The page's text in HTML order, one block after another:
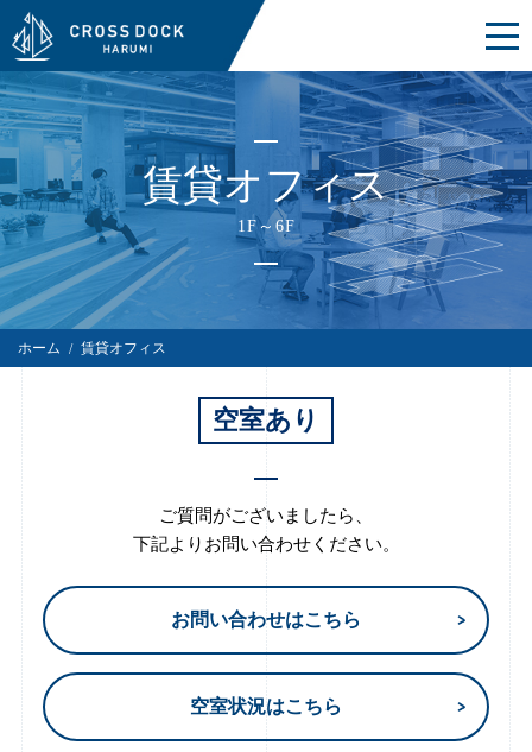
賃貸オフィス
1F～6F
ホーム 賃貸オフィス
空室あり
ご質問がございましたら、
下記よりお問い合わせください。
お問い合わせはこちら
空室状況はこちら